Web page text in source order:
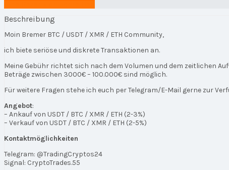
Beschreibung
Moin Bremer BTC / USDT / XMR / ETH Community,
ich biete seriöse und diskrete Transaktionen an.
Meine Gebühr richtet sich nach dem Volumen und dem zeitlichen
Beträge zwischen 3000€ – 100.000€ sind möglich.
Für weitere Fragen stehe ich euch per Telegram/E-Mail gerne zur
Angebot:
– Ankauf von USDT / BTC / XMR / ETH (2-3%)
– Verkauf von USDT / BTC / XMR / ETH (2-5%)
Kontaktmöglichkeiten
Telegram: @TradingCryptos24
Signal: CryptoTrades.55